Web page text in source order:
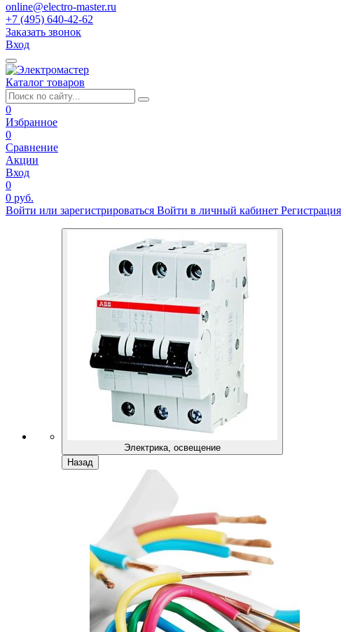
online@electro-master.ru
+7 (495) 640-42-62
Заказать звонок
Вход
Каталог товаров
0
Избранное
0
Сравнение
Акции
Вход
0
0 руб.
Войти или зарегистрироваться Войти в личный кабинет Регистрация
Электрика, освещение
Назад